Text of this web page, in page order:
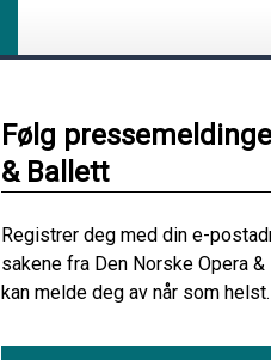
Følg
& Ballett
Registrer deg med din e-
sakene fra Den Norske Opera
kan melde deg av når som helst.